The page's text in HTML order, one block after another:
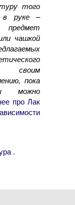
того
в руке –
чашкой
своим
пока
можно
про Лак
.